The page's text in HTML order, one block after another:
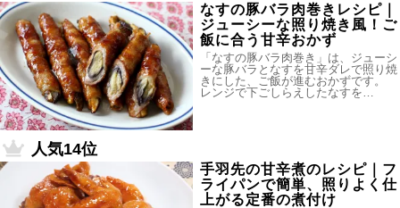
なすの豚バラ肉巻きレシピ｜
ジューシーな照り焼き風！ご
飯に合う甘辛おかず
「なすの豚バラ肉巻き」は、ジューシ
ーな豚バラとなすを甘辛ダレで照り焼
きにした、ご飯が進むおかずです。
レンジで下ごしらえしたなすを…
人気14位
手羽先の甘辛煮のレシピ｜フ
ライパンで簡単、照りよく仕
上がる定番の煮付け